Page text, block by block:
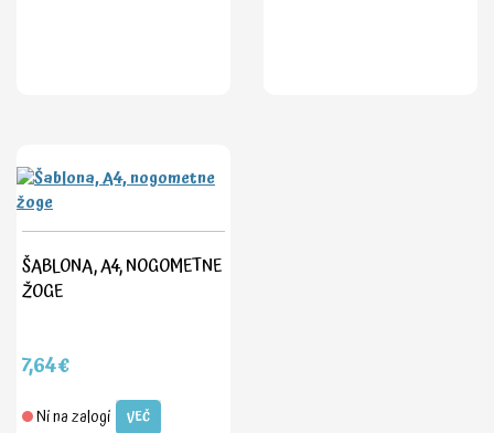
ŠABLONA, A4, NOGOMETNE
ŽOGE
7,64€
Ni na zalogi VEČ